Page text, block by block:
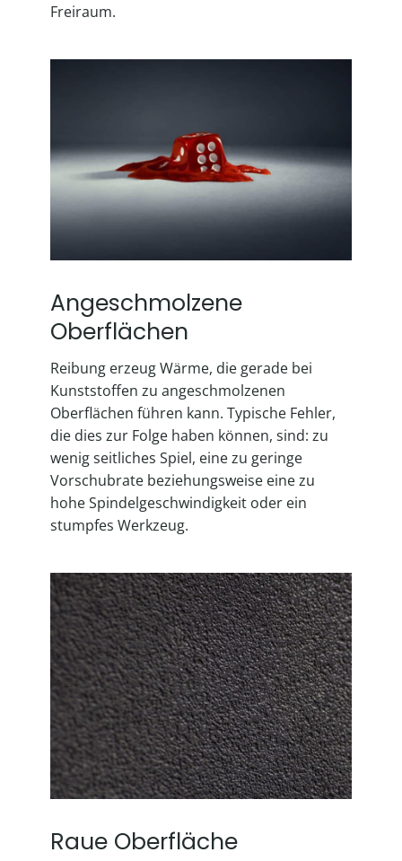
Freiraum.
Angeschmolzene
Oberflächen
Reibung erzeug Wärme, die gerade bei
Kunststoffen zu angeschmolzenen
Oberflächen führen kann. Typische Fehler,
die dies zur Folge haben können, sind: zu
wenig seitliches Spiel, eine zu geringe
Vorschubrate beziehungsweise eine zu
hohe Spindelgeschwindigkeit oder ein
stumpfes Werkzeug.
Raue Oberfläche